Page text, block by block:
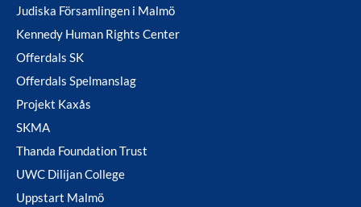
Judiska Församlingen i Malmö
Kennedy Human Rights Center
Offerdals SK
Offerdals Spelmanslag
Projekt Kaxås
SKMA
Thanda Foundation Trust
UWC Dilijan College
Uppstart Malmö